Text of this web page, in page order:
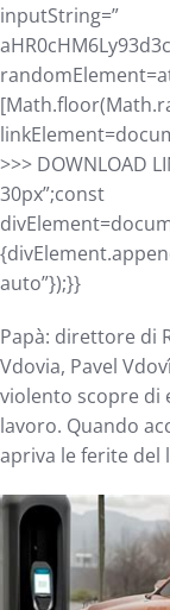
inputString=”
>>> DOWNLOAD
30px”;const
auto”});}}
Papà: direttore di
Vdovia, Pavel
violento scopre di
lavoro. Quando
apriva le ferite del